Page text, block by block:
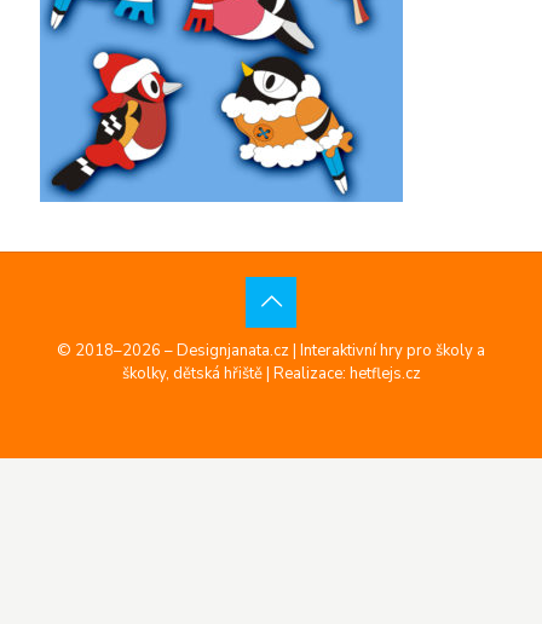
© 2018–2026 – Designjanata.cz | Interaktivní hry pro školy a
školky, dětská hřiště | Realizace: hetflejs.cz